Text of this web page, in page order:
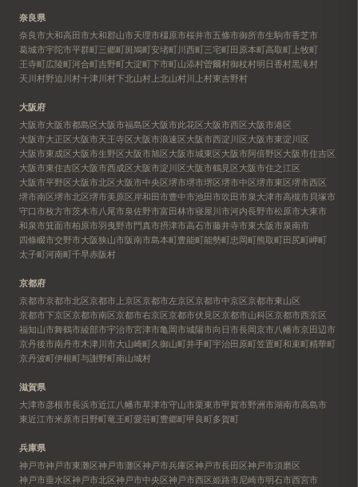
奈良県
奈良市大和高田市大和郡山市天理市橿原市桜井市五條市御所市生駒市香芝市
葛城市宇陀市平群町三郷町斑鳩町安堵町川西町三宅町田原本町高取町 上牧町
王寺町広陵町河合町吉野町大淀町下市町山添村曽爾村御杖村明日香村黒滝村
天川村野迫川村十津川村下北山村 上北山村川上村東吉野村
大阪府
大阪市大阪市都島区大阪市福島区大阪市此花区大阪市西区大阪市港区
大阪市大正区大阪市天王寺区大阪市浪速区大阪市西淀川区大阪市東淀川区
大阪市東成区大阪市生野区大阪市旭区大阪市城東区大阪市阿倍野区大阪市住吉区
大阪市東住吉区大阪市西成区大阪市淀川区大阪市鶴見区大阪市住之江区
大阪市平野区大阪市北区大阪市中央区堺市堺市堺区堺市中区堺市東区堺市西区
堺市南区堺市北区堺市美原区岸和田市豊中市池田市吹田市泉大津市高槻市 貝塚市
守口市枚方市茨木市八尾市泉佐野市富田林市寝屋川市河内長野市松原市大東市
和泉市箕面市柏原市羽曳野市門真市摂津市高石市藤井寺市東大阪市泉南市
四條畷市交野市大阪狭山市阪南市島本町豊能町能勢町忠岡町熊取町田尻町岬町
太子町河南町千早赤阪村
京都府
京都市京都市北区京都市上京区京都市左京区京都市中京区京都市東山区
京都市下京区京都市南区京都市右京区京都市伏見区京都市山科区京都市西京区
福知山市舞鶴市綾部市宇治市宮津市亀岡市城陽市向日市長岡京市八幡市京田辺市
京丹後市南丹市木津川市大山崎町久御山町井手町宇治田原町笠置町和束町精華町
京丹波町伊根町与謝野町南山城村
滋賀県
大津市彦根市長浜市近江八幡市草津市守山市栗東市甲賀市野洲市湖南市高島市
東近江市米原市日野町竜王町愛荘町豊郷町甲良町多賀町
兵庫県
神戸市神戸市東灘区神戸市灘区神戸市兵庫区神戸市長田区神戸市須磨区
神戸市垂水区神戸市北区神戸市中央区神戸市西区姫路市尼崎市明石市西宮市